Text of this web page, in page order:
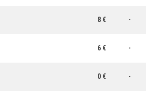
8 € -
6 € -
0 € -